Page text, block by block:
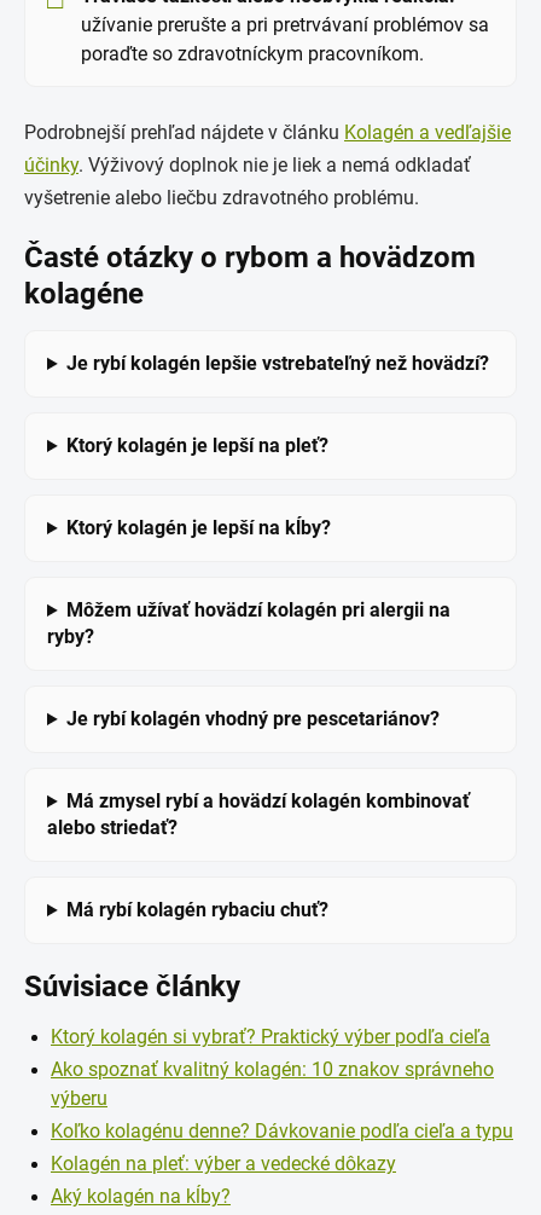
užívanie prerušte a pri pretrvávaní problémov sa
poraďte so zdravotníckym pracovníkom.
Podrobnejší prehľad nájdete v článku Kolagén a vedľajšie
účinky. Výživový doplnok nie je liek a nemá odkladať
vyšetrenie alebo liečbu zdravotného problému.
Časté otázky o rybom a hovädzom
kolagéne
Je rybí kolagén lepšie vstrebateľný než hovädzí?
Ktorý kolagén je lepší na pleť?
Ktorý kolagén je lepší na kĺby?
Môžem užívať hovädzí kolagén pri alergii na
ryby?
Je rybí kolagén vhodný pre pescetariánov?
Má zmysel rybí a hovädzí kolagén kombinovať
alebo striedať?
Má rybí kolagén rybaciu chuť?
Súvisiace články
Ktorý kolagén si vybrať? Praktický výber podľa cieľa
Ako spoznať kvalitný kolagén: 10 znakov správneho
výberu
Koľko kolagénu denne? Dávkovanie podľa cieľa a typu
Kolagén na pleť: výber a vedecké dôkazy
Aký kolagén na kĺby?